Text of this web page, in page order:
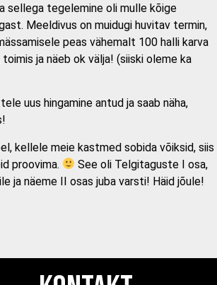
sellega tegelemine oli mulle kõige
Meeldivus on muidugi huvitav termin,
peas vähemalt 100 halli karva
ja näeb ok välja! (siiski oleme ka
uus hingamine antud ja saab näha,
kellele meie kastmed sobida võiksid, siis
proovima.
See oli Telgitaguste I osa,
ja näeme II osas juba varsti! Häid jõule!